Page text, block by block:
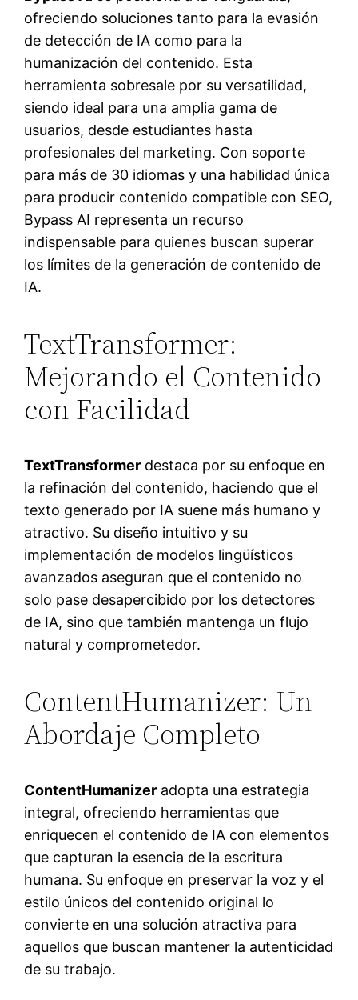
ofreciendo soluciones tanto para la evasión
de detección de IA como para la
humanización del contenido. Esta
herramienta sobresale por su versatilidad,
siendo ideal para una amplia gama de
usuarios, desde estudiantes hasta
profesionales del marketing. Con soporte
para más de 30 idiomas y una habilidad única
para producir contenido compatible con SEO,
Bypass AI representa un recurso
indispensable para quienes buscan superar
los límites de la generación de contenido de
IA.
TextTransformer:
Mejorando el Contenido
con Facilidad
TextTransformer destaca por su enfoque en
la refinación del contenido, haciendo que el
texto generado por IA suene más humano y
atractivo. Su diseño intuitivo y su
implementación de modelos lingüísticos
avanzados aseguran que el contenido no
solo pase desapercibido por los detectores
de IA, sino que también mantenga un flujo
natural y comprometedor.
ContentHumanizer: Un
Abordaje Completo
ContentHumanizer adopta una estrategia
integral, ofreciendo herramientas que
enriquecen el contenido de IA con elementos
que capturan la esencia de la escritura
humana. Su enfoque en preservar la voz y el
estilo únicos del contenido original lo
convierte en una solución atractiva para
aquellos que buscan mantener la autenticidad
de su trabajo.